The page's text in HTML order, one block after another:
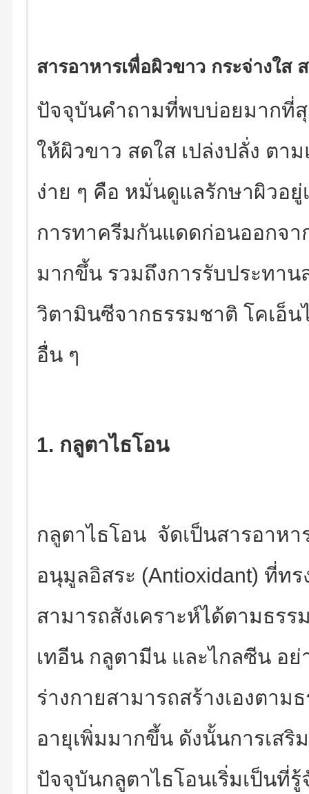
สารอาหารเพื่อผิวขาว กระจ่างใส
ปัจจุบันคำถามที่พบบ่อยมากที่สุ
ให้ผิวขาว สดใส เปล่งปลั่ง ต
ง่าย ๆ คือ หมั่นดูแลรักษาผิวอยู่
การทาครีมกันแดดก่อนออกจา
มากขึ้น รวมถึงการรับประทา
วิตามินซีจากธรรมชาติ โคเอ็
อื่น ๆ
1. กลูตาไธโอน
กลูตาไธโอน จัดเป็นสารอาห
อนุมูลอิสระ (Antioxidant) ที่ท
สามารถสังเคราะห์ได้ตามธร
เทอีน กลูตามีน และไกลซีน อ
ร่างกายสามารถสร้างเองตาม
อายุเพิ่มมากขึ้น ดังนั้นการเสริ
ปัจจุบันกลูตาไธโอนเริ่มเป็นที่